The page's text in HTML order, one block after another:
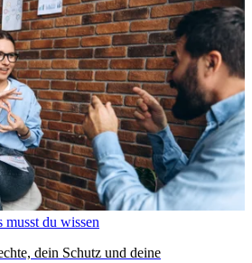
du wissen
dein Schutz und deine